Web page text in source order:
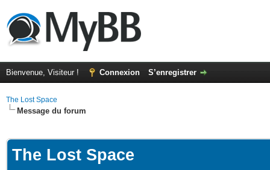
Bienvenue, Visiteur ! Connexion S’enregistrer
The Lost Space
Message du forum
The Lost Space